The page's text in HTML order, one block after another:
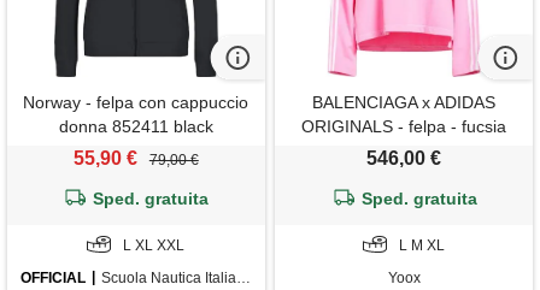
Norway - felpa con cappuccio
donna 852411 black
55,90 € 79,00 €
Sped. gratuita
L XL XXL
OFFICIAL
Scuola Nautica Italiana
BALENCIAGA x ADIDAS
ORIGINALS - felpa - fucsia
546,00 €
Sped. gratuita
L M XL
Yoox